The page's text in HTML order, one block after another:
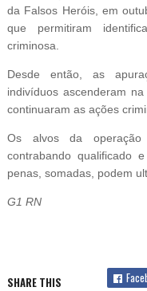
da Falsos Heróis, em
que permitiram
criminosa.
Desde então, as
indivíduos ascenderam
continuaram as ações
Os alvos da
contrabando qualificado
penas, somadas, podem
G1 RN
SHARE THIS